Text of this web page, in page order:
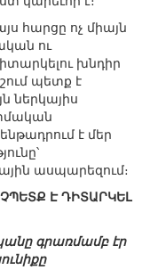
հարցը ոչ միայն
ու
խնդիր
պետք է
ներկայիս
է մեր
ասպարեզում։
Է ԴԻՏԱՐԿԵԼ
գրառմամբ էր